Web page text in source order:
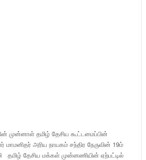
முன்னாள் தமிழ் தேசிய கூட்டமைப்பின்
மாமனிதர் அரிய நாயகம் சந்திர நேருவின் 19ம்
தேசிய மக்கள் முன்னணியின் ஏற்பட்டில்